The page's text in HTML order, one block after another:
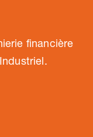
financière